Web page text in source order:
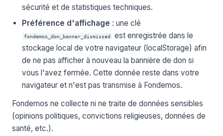
sécurité et de statistiques techniques.
Préférence d'affichage : une clé
fondemos_don_banner_dismissed
est enregistrée dans le
stockage local de votre navigateur (localStorage) afin
de ne pas afficher à nouveau la bannière de don si
vous l'avez fermée. Cette donnée reste dans votre
navigateur et n'est pas transmise à Fondemos.
Fondemos ne collecte ni ne traite de données sensibles
(opinions politiques, convictions religieuses, données de
santé, etc.).